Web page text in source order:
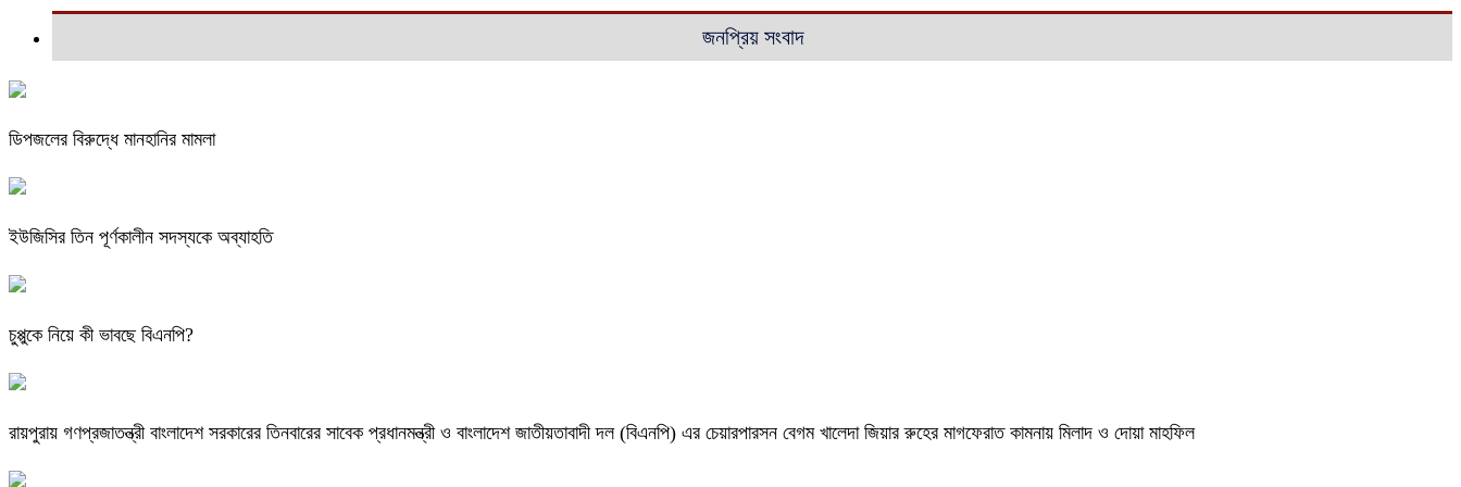
জনপ্রিয় সংবাদ
ডিপজলের বিরুদ্ধে মানহানির মামলা
ইউজিসির তিন পূর্ণকালীন সদস্যকে অব্যাহতি
চুপ্পুকে নিয়ে কী ভাবছে বিএনপি?
রায়পুরায় গণপ্রজাতন্ত্রী বাংলাদেশ সরকারের তিনবারের সাবেক প্রধানমন্ত্রী ও বাংলাদেশ জাতীয়তাবাদী দল (বিএনপি) এর চেয়ারপারসন বেগম খালেদা জিয়ার রুহের মাগফেরাত কামনায় মিলাদ ও দোয়া মাহফিল